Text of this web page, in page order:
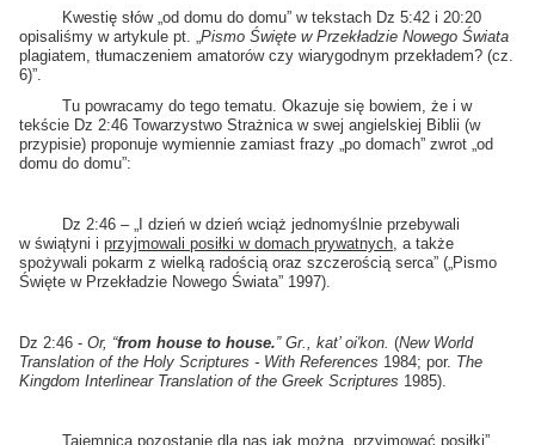
Kwestię słów „od domu do domu” w tekstach Dz 5:42 i 20:20
opisaliśmy w artykule pt. „Pismo Święte w Przekładzie Nowego Świata
plagiatem, tłumaczeniem amatorów czy wiarygodnym przekładem? (cz.
6)”.
Tu powracamy do tego tematu. Okazuje się bowiem, że i w
tekście Dz 2:46 Towarzystwo Strażnica w swej angielskiej Biblii (w
przypisie) proponuje wymiennie zamiast frazy „po domach” zwrot „od
domu do domu”:
Dz 2:46 – „I dzień w dzień wciąż jednomyślnie przebywali
w świątyni iprzyjmowali posiłki w domach prywatnych , a także
spożywali pokarm z wielką radością oraz szczerością serca” („Pismo
Święte w Przekładzie Nowego Świata” 1997).
Dz 2:46 -Or, “from house to house.”Gr., kat’ oi′kon. (New World
Translation of the Holy Scriptures - With References 1984; por. The
Kingdom Interlinear Translation of the Greek Scriptures 1985).
Tajemnicą pozostanie dla nas jak można „przyjmować posiłki”